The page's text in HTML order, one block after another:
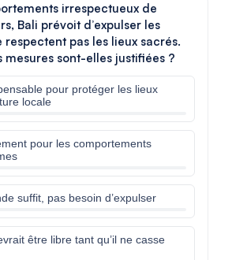
irrespectueux de
Bali prévoit d’expulser les
pas les lieux sacrés.
mesures sont-elles justifiées ?
pour protéger les lieux
locale
pour les comportements
suffit, pas besoin d’expulser
être libre tant qu’il ne casse